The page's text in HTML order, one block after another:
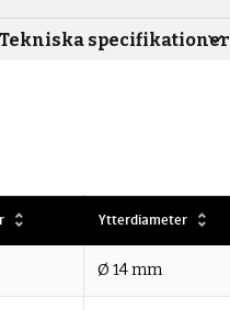
Tekniska specifikationer
Ytterdiameter
Ø 14 mm